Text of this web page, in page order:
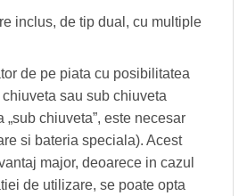
inclus, de tip dual, cu multiple
de pe piata cu posibilitatea
sau sub chiuveta
„sub chiuveta”, este necesar
si bateria speciala). Acest
major, deoarece in cazul
de utilizare, se poate opta